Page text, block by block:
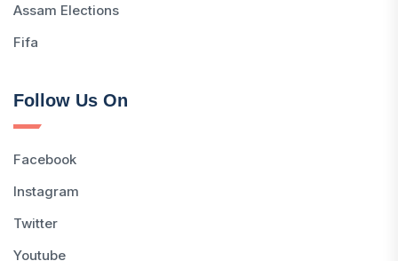
Assam Elections
Fifa
Follow Us On
Facebook
Instagram
Twitter
Youtube